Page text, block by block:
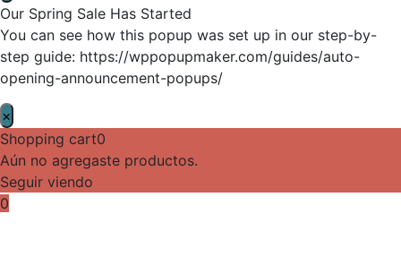
Our Spring Sale Has Started
You can see how this popup was set up in our step-by-
step guide: https://wppopupmaker.com/guides/auto-
opening-announcement-popups/
×
Shopping cart0
Aún no agregaste productos.
Seguir viendo
0